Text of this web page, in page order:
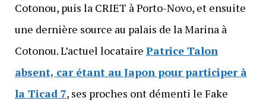
Cotonou, puis la CRIET à Porto-Novo, et ensuite
une dernière source au palais de la Marina à
Cotonou. L’actuel locataire Patrice Talon
absent, car étant au Japon pour participer à
la Ticad 7, ses proches ont démenti le Fake